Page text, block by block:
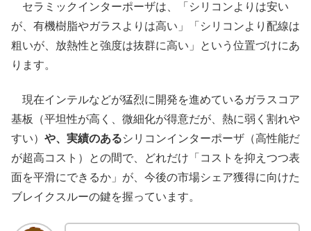
セラミックインターポーザは、「シリコンよりは安い
が、有機樹脂やガラスよりは高い」「シリコンより配線は
粗いが、放熱性と強度は抜群に高い」という位置づけにあ
ります。
現在インテルなどが猛烈に開発を進めているガラスコア
基板（平坦性が高く、微細化が得意だが、熱に弱く割れや
すい） や、実績のあるシリコンインターポーザ（高性能だ
が超高コスト）との間で、どれだけ「コストを抑えつつ表
面を平滑にできるか」が、今後の市場シェア獲得に向けた
ブレイクスルーの鍵を握っています。